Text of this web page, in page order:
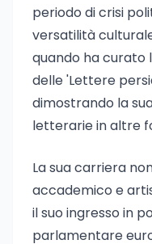
periodo di crisi
versatilità
quando ha
delle 'Lettere
dimostrando la
letterarie in altre
La sua carriera
accademico e
il suo ingresso in
parlamentare